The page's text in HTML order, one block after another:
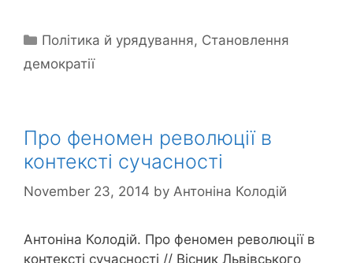
Categories
Політика й урядування, Становлення
демократії
Про феномен революції в
контексті сучасності
November 23, 2014 by Антоніна Колодій
Антоніна Колодій. Про феномен революції в
контексті сучасності // Вісник Львівського